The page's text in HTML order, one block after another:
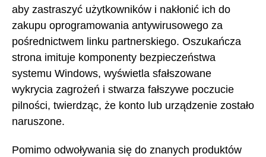
aby zastraszyć użytkowników i nakłonić ich do
zakupu oprogramowania antywirusowego za
pośrednictwem linku partnerskiego. Oszukańcza
strona imituje komponenty bezpieczeństwa
systemu Windows, wyświetla sfałszowane
wykrycia zagrożeń i stwarza fałszywe poczucie
pilności, twierdząc, że konto lub urządzenie zostało
naruszone.
Pomimo odwoływania się do znanych produktów